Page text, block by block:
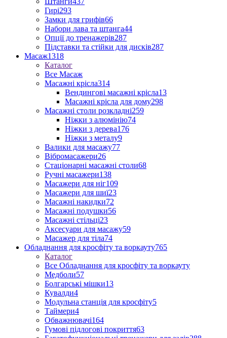
Гирі293
Замки для грифів66
Набори лава та штанга44
Опції до тренажерів287
Підставки та стійки для дисків287
Масаж1318
Каталог
Все Масаж
Масажні крісла314
Вендингові масажні крісла13
Масажні крісла для дому298
Масажні столи розкладні259
Ніжки з алюмінію74
Ніжки з дерева176
Ніжки з металу9
Валики для масажу77
Вібромасажери26
Стаціонарні масажні столи68
Ручні масажери138
Масажери для ніг109
Масажери для шиї23
Масажні накидки72
Масажні подушки56
Масажні стільці23
Аксесуари для масажу59
Масажер для тіла74
Обладнання для кросфіту та воркауту765
Каталог
Все Обладнання для кросфіту та воркауту
Медболи57
Болгарські мішки13
Кувалди4
Модульна станція для кросфіту5
Таймери4
Обважнювачі164
Гумові підлогові покриття63